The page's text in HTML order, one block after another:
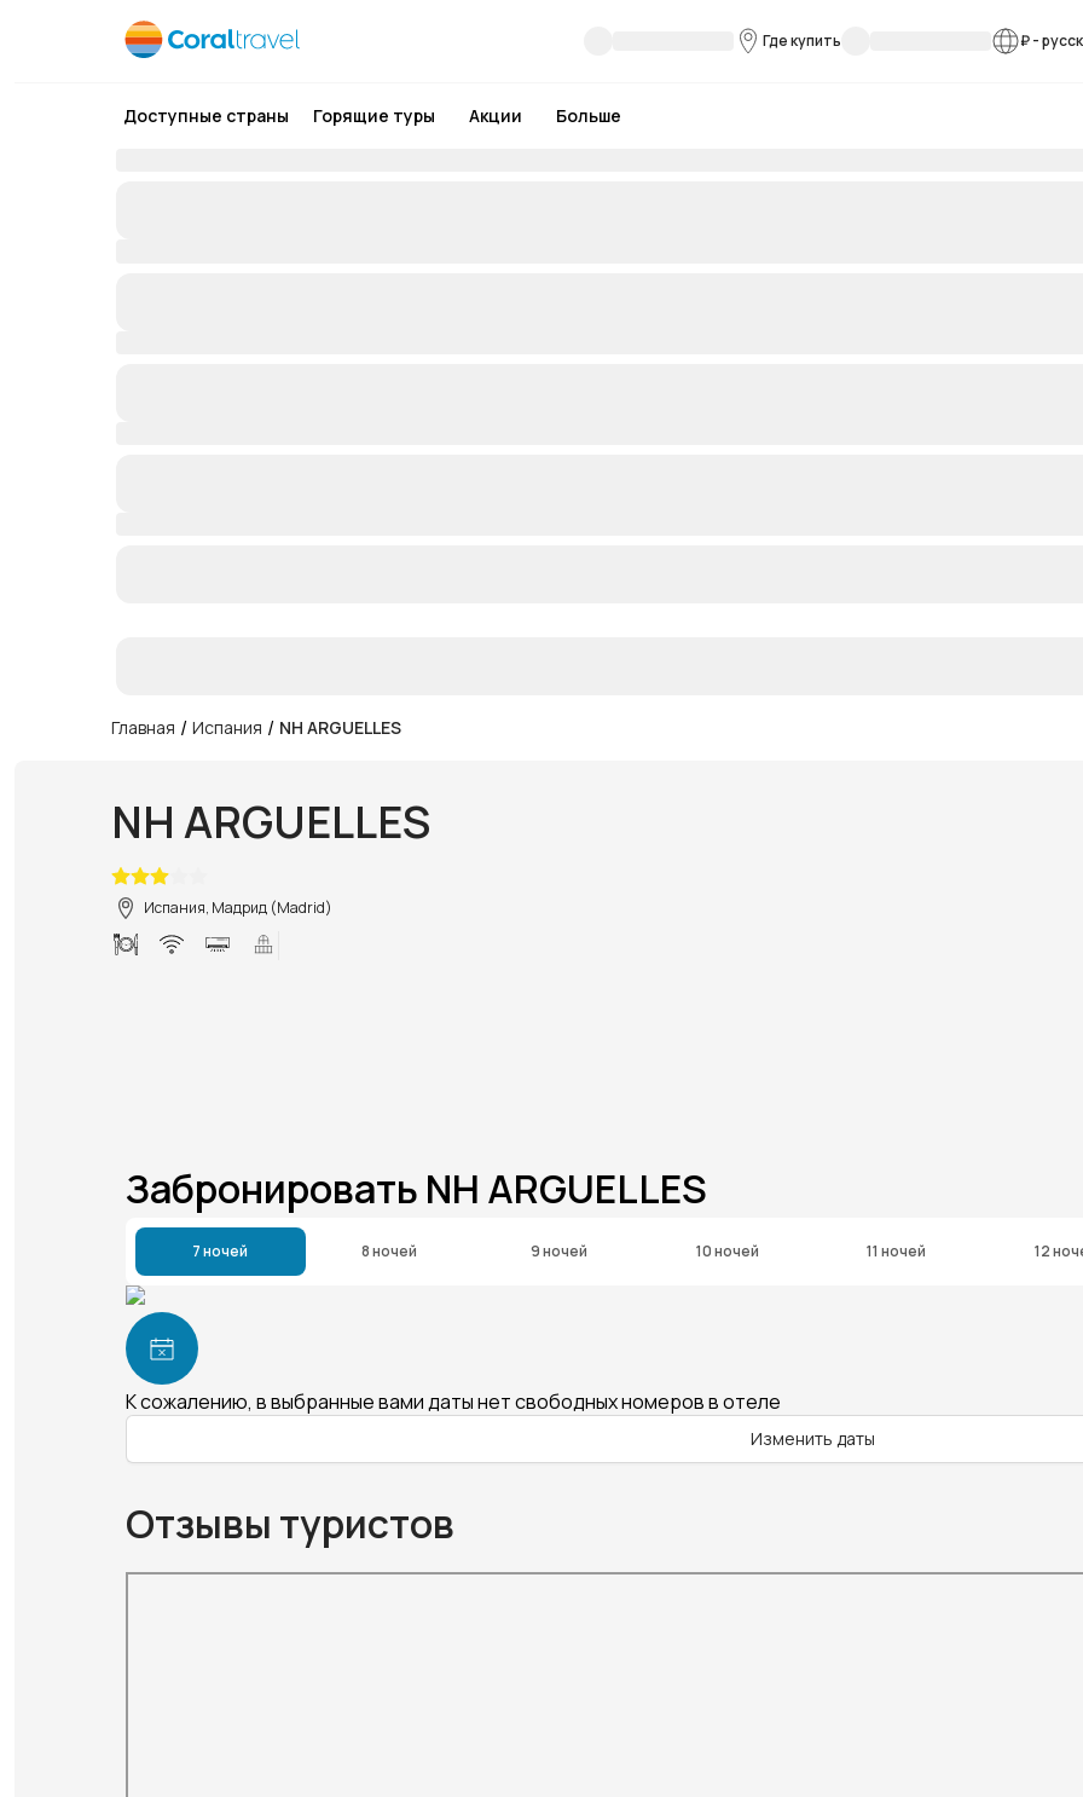
Где купить ₽-
Доступные страны Горящие туры Акции Больше
Главная / Испания / NH ARGUELLES
NH ARGUELLES
Испания, Мадрид (Madrid)
Забронировать NH ARGUELLES
7 ночей 8 ночей 9 ночей 10 ночей 11 ночей 12
К сожалению, в выбранные вами даты нет свободных номеров в отеле
Изменить даты
Отзывы туристов